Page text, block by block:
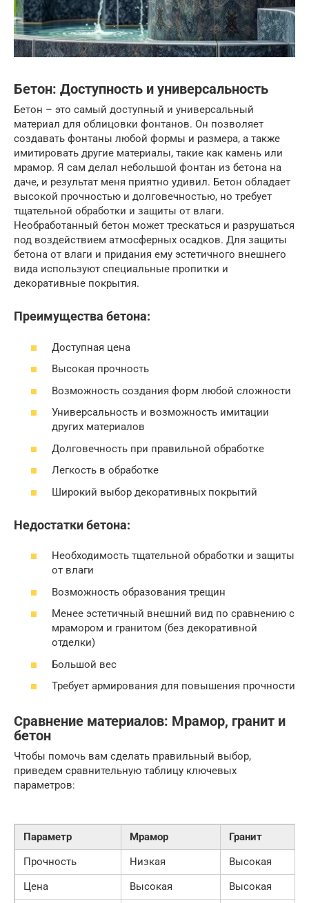
Бетон: Доступность и универсальность
Бетон – это самый доступный и универсальный
материал для облицовки фонтанов. Он позволяет
создавать фонтаны любой формы и размера, а также
имитировать другие материалы, такие как камень или
мрамор. Я сам делал небольшой фонтан из бетона на
даче, и результат меня приятно удивил. Бетон обладает
высокой прочностью и долговечностью, но требует
тщательной обработки и защиты от влаги.
Необработанный бетон может трескаться и разрушаться
под воздействием атмосферных осадков. Для защиты
бетона от влаги и придания ему эстетичного внешнего
вида используют специальные пропитки и
декоративные покрытия.
Преимущества бетона:
Доступная цена
Высокая прочность
Возможность создания форм любой сложности
Универсальность и возможность имитации
других материалов
Долговечность при правильной обработке
Легкость в обработке
Широкий выбор декоративных покрытий
Недостатки бетона:
Необходимость тщательной обработки и защиты
от влаги
Возможность образования трещин
Менее эстетичный внешний вид по сравнению с
мрамором и гранитом (без декоративной
отделки)
Большой вес
Требует армирования для повышения прочности
Сравнение материалов: Мрамор, гранит и
бетон
Чтобы помочь вам сделать правильный выбор,
приведем сравнительную таблицу ключевых
параметров:
Параметр Мрамор
Гранит
Прочность
Низкая
Высокая
Цена
Высокая Высокая